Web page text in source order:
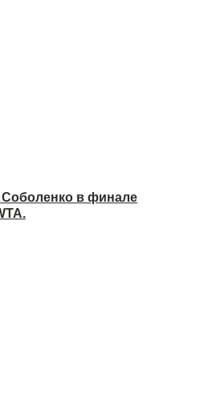
в финале